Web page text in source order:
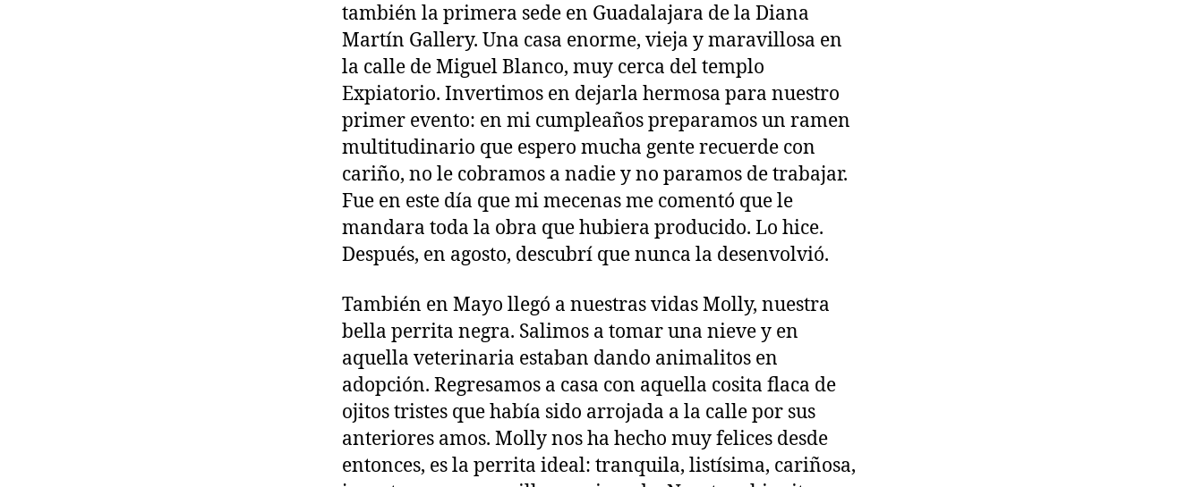
también la primera sede en Guadalajara de la Diana
Martín Gallery. Una casa enorme, vieja y maravillosa en
la calle de Miguel Blanco, muy cerca del templo
Expiatorio. Invertimos en dejarla hermosa para nuestro
primer evento: en mi cumpleaños preparamos un ramen
multitudinario que espero mucha gente recuerde con
cariño, no le cobramos a nadie y no paramos de trabajar.
Fue en este día que mi mecenas me comentó que le
mandara toda la obra que hubiera producido. Lo hice.
Después, en agosto, descubrí que nunca la desenvolvió.
También en Mayo llegó a nuestras vidas Molly, nuestra
bella perrita negra. Salimos a tomar una nieve y en
aquella veterinaria estaban dando animalitos en
adopción. Regresamos a casa con aquella cosita flaca de
ojitos tristes que había sido arrojada a la calle por sus
anteriores amos. Molly nos ha hecho muy felices desde
entonces, es la perrita ideal: tranquila, listísima, cariñosa,